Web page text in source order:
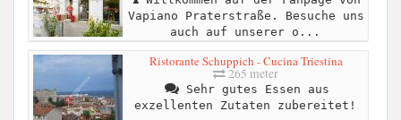
Vapiano Praterstraße. Besuche uns
auch auf unserer o...
Ristorante Schuppich - Cucina Triestina
265 meter
Sehr gutes Essen aus
exzellenten Zutaten zubereitet!